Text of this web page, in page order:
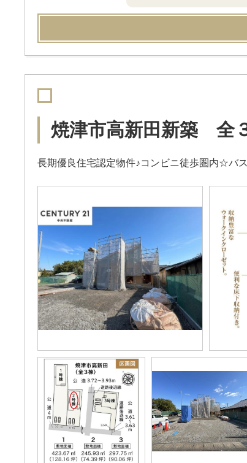
焼津市高新田新築 全
長期優良住宅認定物件♪コンビニ徒歩圏内☆バ